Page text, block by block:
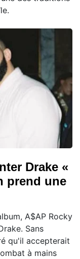
Drake «
prend une
A$AP Rocky
Sans
qu'il accepterait
à mains